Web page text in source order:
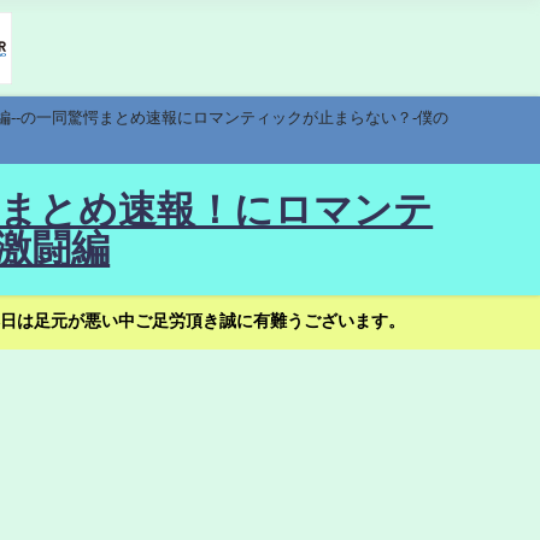
の一同驚愕まとめ速報にロマンティックが止まらない？-僕の
とめ速報！にロマンテ
闘編
足元が悪い中ご足労頂き誠に有難うございます。